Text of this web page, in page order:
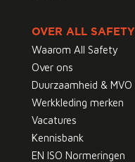
OVER ALL SAFETY
Waarom All Safety
Over ons
Duurzaamheid & MVO
Werkkleding merken
Vacatures
Kennisbank
EN ISO Normeringen